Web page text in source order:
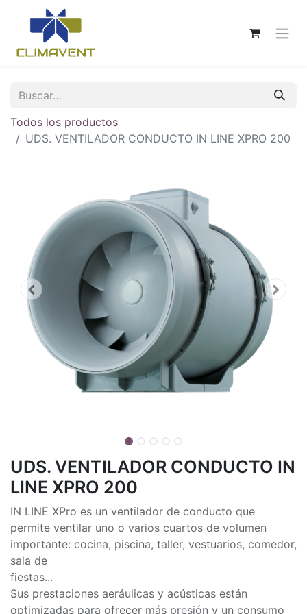
Todos los productos
UDS. VENTILADOR CONDUCTO IN LINE XPRO 200
UDS. VENTILADOR CONDUCTO IN
LINE XPRO 200
IN LINE XPro es un ventilador de conducto que
permite ventilar uno o varios cuartos de volumen
importante: cocina, piscina, taller, vestuarios, comedor,
sala de
fiestas...
Sus prestaciones aeráulicas y acústicas están
optimizadas para ofrecer más presión y un consumo